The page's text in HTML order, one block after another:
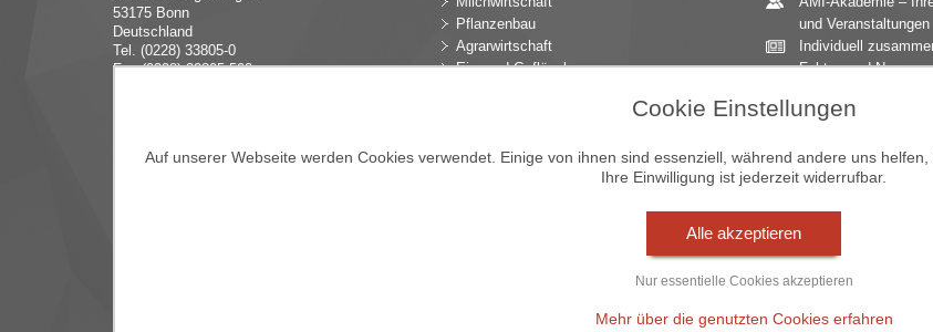
53175 Bonn
Deutschland
Tel. (0228) 33805-0
Fax (0228) 33805-592
Pflanzenbau
Agrarwirtschaft
Eier und Geflügel
Düngemittel
Blumen und Zierpflanzen
und Veranstaltungen
Individuell
Fakten und News
Marktexperten
einen
Jahrbücher –
Vom Widget bis zur
Markt Blick – Ihr
Cookie Einstellungen
Auf unserer Webseite werden Cookies verwendet. Einige von ihnen sind essenziell, während andere uns
Ihre Einwilligung ist jederzeit widerrufbar.
Alle akzeptieren
Nur essentielle Cookies akzeptieren
Mehr über die genutzten Cookies erfahren